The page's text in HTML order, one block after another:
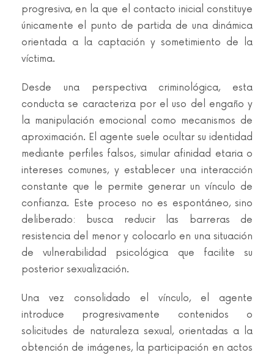
progresiva, en la que el contacto inicial constituye
únicamente el punto de partida de una dinámica
orientada a la captación y sometimiento de la
víctima.
Desde una perspectiva criminológica, esta
conducta se caracteriza por el uso del engaño y
la manipulación emocional como mecanismos de
aproximación. El agente suele ocultar su identidad
mediante perfiles falsos, simular afinidad etaria o
intereses comunes, y establecer una interacción
constante que le permite generar un vínculo de
confianza. Este proceso no es espontáneo, sino
deliberado: busca reducir las barreras de
resistencia del menor y colocarlo en una situación
de vulnerabilidad psicológica que facilite su
posterior sexualización.
Una vez consolidado el vínculo, el agente
introduce progresivamente contenidos o
solicitudes de naturaleza sexual, orientadas a la
obtención de imágenes, la participación en actos